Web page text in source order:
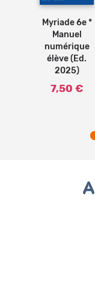
Myriade 6e *
Manuel
numérique
élève (Ed.
2025)
7,50 €
A